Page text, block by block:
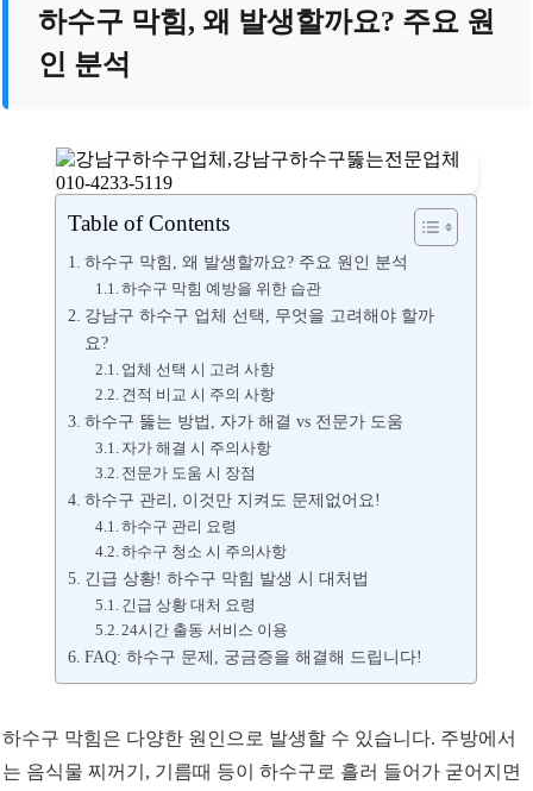
하수구 막힘, 왜 발생할까요? 주요 원
인 분석
Table of Contents
하수구 막힘, 왜 발생할까요? 주요 원인 분석
하수구 막힘 예방을 위한 습관
강남구 하수구 업체 선택, 무엇을 고려해야 할까
요?
업체 선택 시 고려 사항
견적 비교 시 주의 사항
하수구 뚫는 방법, 자가 해결 vs 전문가 도움
자가 해결 시 주의사항
전문가 도움 시 장점
하수구 관리, 이것만 지켜도 문제없어요!
하수구 관리 요령
하수구 청소 시 주의사항
긴급 상황! 하수구 막힘 발생 시 대처법
긴급 상황 대처 요령
24시간 출동 서비스 이용
FAQ: 하수구 문제, 궁금증을 해결해 드립니다!
하수구 막힘은 다양한 원인으로 발생할 수 있습니다. 주방에서
는 음식물 찌꺼기, 기름때 등이 하수구로 흘러 들어가 굳어지면